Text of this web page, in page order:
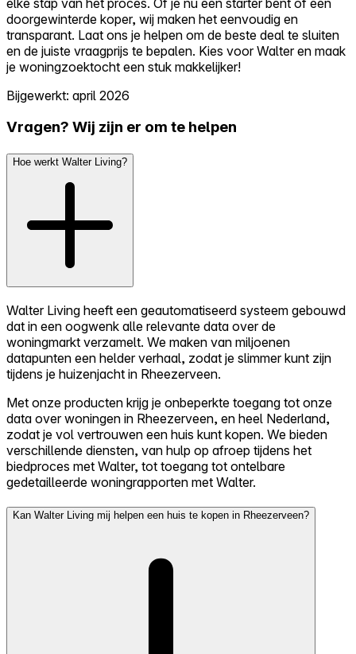
doorgewinterde koper, wij maken het eenvoudig en
transparant. Laat ons je helpen om de beste deal te sluiten
en de juiste vraagprijs te bepalen. Kies voor Walter en maak
je woningzoektocht een stuk makkelijker!
Bijgewerkt: april 2026
Vragen? Wij zijn er om te helpen
Hoe werkt Walter Living?
Walter Living heeft een geautomatiseerd systeem gebouwd
dat in een oogwenk alle relevante data over de
woningmarkt verzamelt. We maken van miljoenen
datapunten een helder verhaal, zodat je slimmer kunt zijn
tijdens je huizenjacht in Rheezerveen.
Met onze producten krijg je onbeperkte toegang tot onze
data over woningen in Rheezerveen, en heel Nederland,
zodat je vol vertrouwen een huis kunt kopen. We bieden
verschillende diensten, van hulp op afroep tijdens het
biedproces met Walter, tot toegang tot ontelbare
gedetailleerde woningrapporten met Walter.
Kan Walter Living mij helpen een huis te kopen in Rheezerveen?